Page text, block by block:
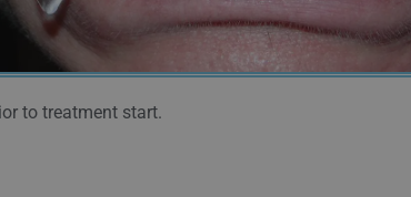
to treatment start.